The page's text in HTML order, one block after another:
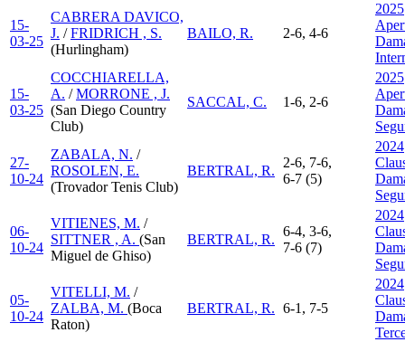
15-
03-25
CABRERA DAVICO,
J. /FRIDRICH , S.
(Hurlingham)
BAILO, R. 2-6, 4-6
2025
15-
03-25
COCCHIARELLA,
A. /MORRONE , J.
(San Diego Country
Club)
SACCAL, C. 1-6, 2-6
2025
27-
10-24
ZABALA, N. /
ROSOLEN, E.
(Trovador Tenis Club)
BERTRAL, R.
2-6, 7-6,
6-7 (5)
2024
06-
10-24
VITIENES, M. /
SITTNER , A. (San
Miguel de Ghiso)
BERTRAL, R.
6-4, 3-6,
7-6 (7)
2024
05-
10-24
VITELLI, M. /
ZALBA, M. (Boca
Raton)
BERTRAL, R. 6-1, 7-5
2024